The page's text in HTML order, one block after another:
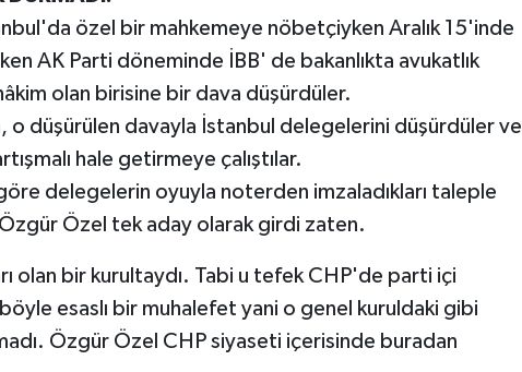
özel bir mahkemeye nöbetçiyken Aralık 15'inde
AK Parti döneminde İBB' de bakanlıkta avukatlık
olan birisine bir dava düşürdüler.
o düşürülen davayla İstanbul delegelerini düşürdüler ve
hale getirmeye çalıştılar.
delegelerin oyuyla noterden imzaladıkları taleple
Özel tek aday olarak girdi zaten.
olan bir kurultaydı. Tabi u tefek CHP'de parti içi
esaslı bir muhalefet yani o genel kuruldaki gibi
Özgür Özel CHP siyaseti içerisinde buradan